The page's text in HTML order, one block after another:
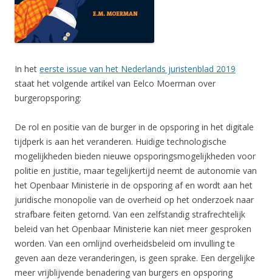
In het eerste issue van het Nederlands juristenblad 2019
staat het volgende artikel van Eelco Moerman over
burgeropsporing:
De rol en positie van de burger in de opsporing in het digitale
tijdperk is aan het veranderen. Huidige technologische
mogelijkheden bieden nieuwe opsporingsmogelijkheden voor
politie en justitie, maar tegelijkertijd neemt de autonomie van
het Openbaar Ministerie in de opsporing af en wordt aan het
juridische monopolie van de overheid op het onderzoek naar
strafbare feiten getornd. Van een zelfstandig strafrechtelijk
beleid van het Openbaar Ministerie kan niet meer gesproken
worden. Van een omlijnd overheidsbeleid om invulling te
geven aan deze veranderingen, is geen sprake. Een dergelijke
meer vrijblijvende benadering van burgers en opsporing